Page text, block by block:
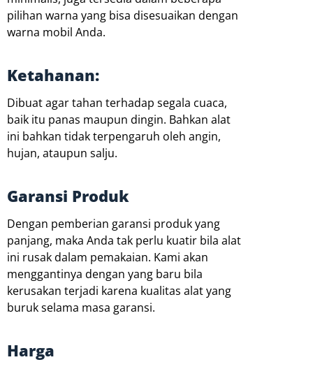
pilihan warna yang bisa disesuaikan dengan
warna mobil Anda.
Ketahanan:
Dibuat agar tahan terhadap segala cuaca,
baik itu panas maupun dingin. Bahkan alat
ini bahkan tidak terpengaruh oleh angin,
hujan, ataupun salju.
Garansi Produk
Dengan pemberian garansi produk yang
panjang, maka Anda tak perlu kuatir bila alat
ini rusak dalam pemakaian. Kami akan
menggantinya dengan yang baru bila
kerusakan terjadi karena kualitas alat yang
buruk selama masa garansi.
Harga